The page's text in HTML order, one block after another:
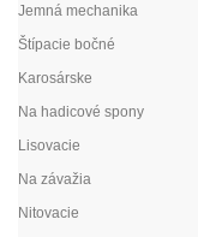
Jemná mechanika
Štípacie bočné
Karosárske
Na hadicové spony
Lisovacie
Na závažia
Nitovacie